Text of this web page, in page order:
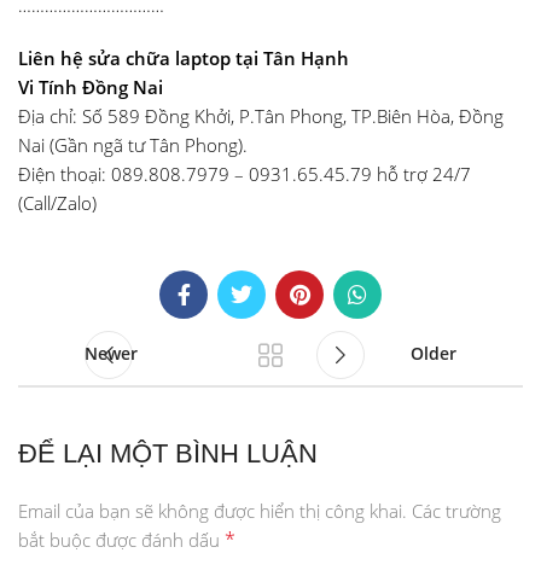
……………………………
Liên hệ sửa chữa laptop tại Tân Hạnh
Vi Tính Đồng Nai
Địa chỉ: Số 589 Đồng Khởi, P.Tân Phong, TP.Biên Hòa, Đồng
Nai (Gần ngã tư Tân Phong).
Điện thoại: 089.808.7979 – 0931.65.45.79 hỗ trợ 24/7
(Call/Zalo)
Newer Older
ĐỂ LẠI MỘT BÌNH LUẬN
Email của bạn sẽ không được hiển thị công khai. Các trường
bắt buộc được đánh dấu *